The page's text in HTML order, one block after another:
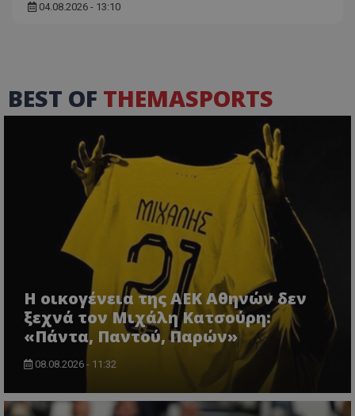
04.08.2026 - 13:10
BEST OF THEMASPORTS
Η οικογένεια της ΑΕΚ Αθηνών δεν
ξεχνά τον Μιχάλη Κατσούρη:
«Πάντα, Παντού, Παρών»
08.08.2026 - 11:32